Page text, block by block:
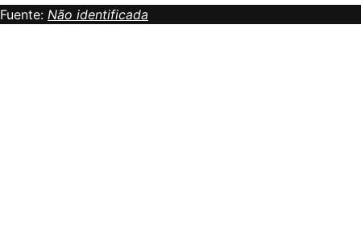
Fuente: Não identificada